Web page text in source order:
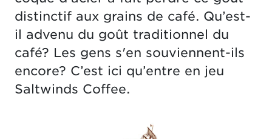
distinctif aux grains de café. Qu’est-
il advenu du goût traditionnel du
café? Les gens s'en souviennent-ils
encore? C’est ici qu’entre en jeu
Saltwinds Coffee.